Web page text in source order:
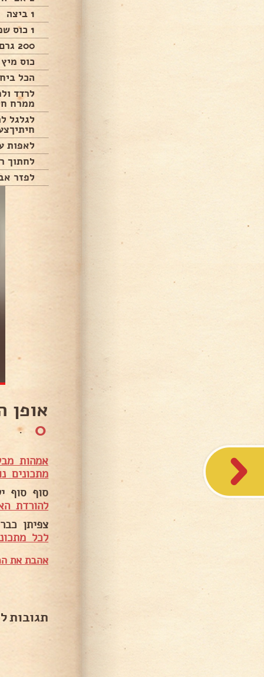
1 ביצה
1 כוס שמן
200 גרם מחמאה
כוס
הכל
לרדד
ממרח
לגלגל
לאפות על 180 עד
לחתוך
לפזר
אופן
0
.
אמהות
מתכונים
סוף סוף
להורדת
צפיתן
לכל
אהבת את
תגובות